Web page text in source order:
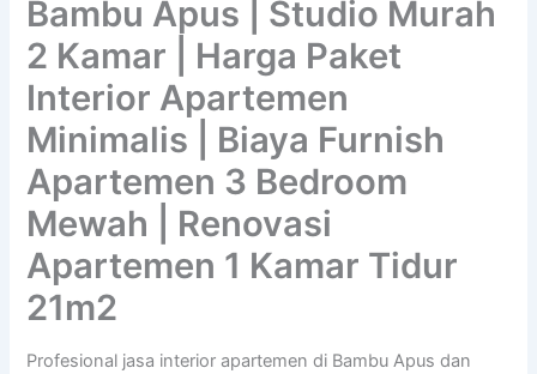
Bambu Apus | Studio Murah
2 Kamar | Harga Paket
Interior Apartemen
Minimalis | Biaya Furnish
Apartemen 3 Bedroom
Mewah | Renovasi
Apartemen 1 Kamar Tidur
21m2
Profesional jasa interior apartemen di Bambu Apus dan